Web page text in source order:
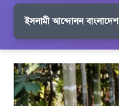
ইসলামী আন্দোলন বাংলাদেশ